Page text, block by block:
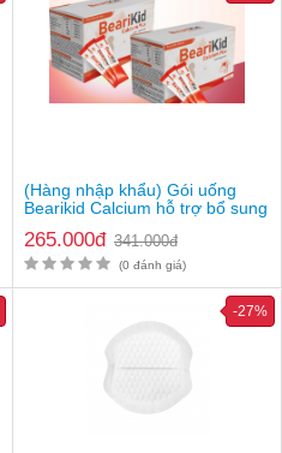
(Hàng nhập khẩu) Gói uống
Bearikid Calcium hỗ trợ bổ sung
265.000đ 341.000đ
(0 đánh giá)
-27%